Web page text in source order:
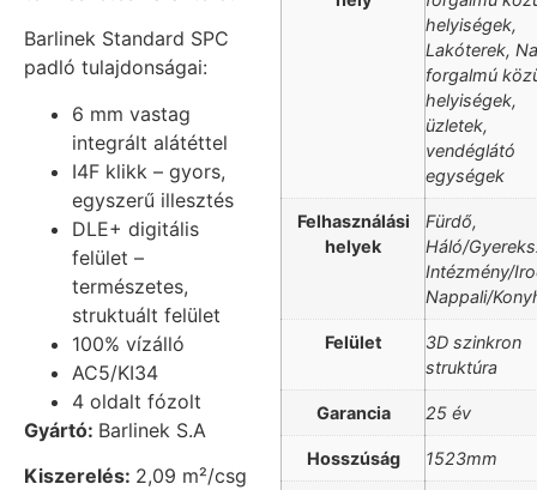
Barlinek Standard SPC
padló tulajdonságai:
6 mm vastag
integrált alátéttel
I4F klikk – gyors,
egyszerű illesztés
DLE+ digitális
felület –
természetes,
struktuált felület
100% vízálló
AC5/KI34
4 oldalt fózolt
Gyártó: Barlinek S.A
Kiszerelés: 2,09 m²/csg
helyiségek,
Lakóterek,
forgalmú
helyiségek,
üzletek,
vendéglátó
egységek
Felhasználási
helyek
Fürdő,
Háló/
Intézmény/
Nappali/
Felület
3D szinkron
struktúra
Garancia 25 év
Hosszúság 1523mm